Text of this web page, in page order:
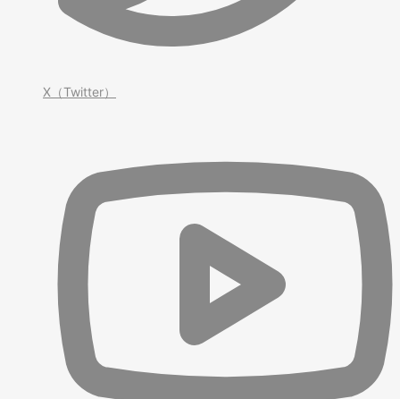
X（Twitter）